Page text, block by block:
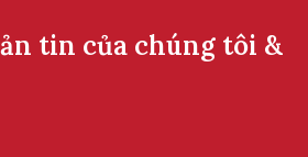
tin của chúng tôi &